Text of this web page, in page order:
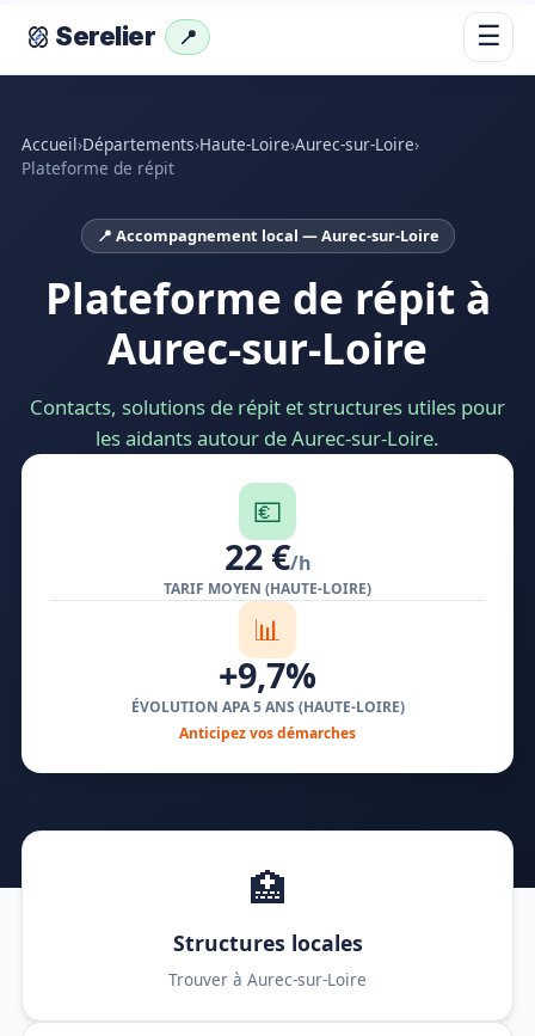
Serelier 📍 ☰
Accueil›Départements›Haute-Loire›Aurec-sur-Loire›
Plateforme de répit
📍 Accompagnement local — Aurec-sur-Loire
Plateforme de répit à
Aurec-sur-Loire
Contacts, solutions de répit et structures utiles pour
les aidants autour de Aurec-sur-Loire.
💶
22 €/h
TARIF MOYEN (HAUTE-LOIRE)
📊
+9,7%
ÉVOLUTION APA 5 ANS (HAUTE-LOIRE)
Anticipez vos démarches
🏥
Structures locales
Trouver à Aurec-sur-Loire